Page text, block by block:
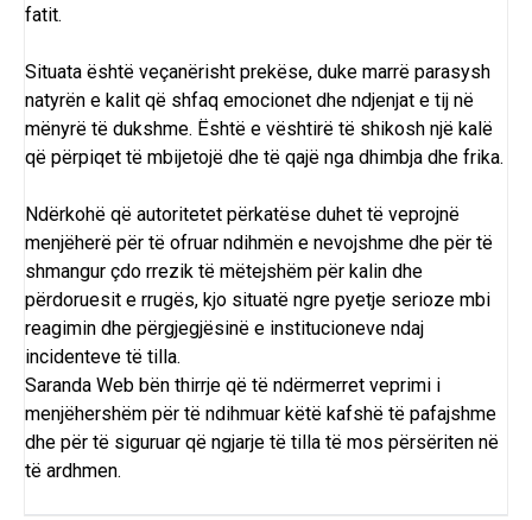
fatit.
Situata është veçanërisht prekëse, duke marrë parasysh
natyrën e kalit që shfaq emocionet dhe ndjenjat e tij në
mënyrë të dukshme. Është e vështirë të shikosh një kalë
që përpiqet të mbijetojë dhe të qajë nga dhimbja dhe frika.
Ndërkohë që autoritetet përkatëse duhet të veprojnë
menjëherë për të ofruar ndihmën e nevojshme dhe për të
shmangur çdo rrezik të mëtejshëm për kalin dhe
përdoruesit e rrugës, kjo situatë ngre pyetje serioze mbi
reagimin dhe përgjegjësinë e institucioneve ndaj
incidenteve të tilla.
Saranda Web bën thirrje që të ndërmerret veprimi i
menjëhershëm për të ndihmuar këtë kafshë të pafajshme
dhe për të siguruar që ngjarje të tilla të mos përsëriten në
të ardhmen.